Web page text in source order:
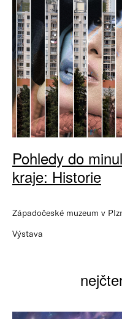
Pohledy do
kraje: Historie
Západočeské muzeum v
Výstava